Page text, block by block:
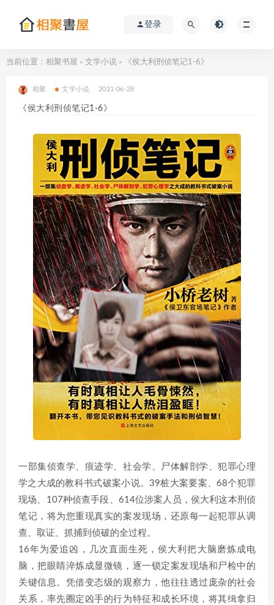
登录
当前位置： 相聚书屋 > 文学小说 > 《侯大利刑侦笔记1-6》
相聚 文学小说 2021-06-28
《侯大利刑侦笔记1-6》
一部集侦查学、痕迹学、社会学、尸体解剖学、犯罪心理
学之大成的教科书式破案小说。39桩大案要案、68个犯罪
现场、107种侦查手段、614位涉案人员，侯大利这本刑侦
笔记，将为您重现真实的案发现场，还原每一起犯罪从调
查、取证、抓捕到侦破的全过程。
16年为爱追凶，几次直面生死，侯大利把大脑磨炼成电
脑，把眼睛淬炼成显微镜，逐一锁定案发现场和尸检中的
关键信息。凭借变态级的观察力，他往往透过庞杂的社会
关系，率先圈定凶手的行为特征和成长环境，将其缉拿归